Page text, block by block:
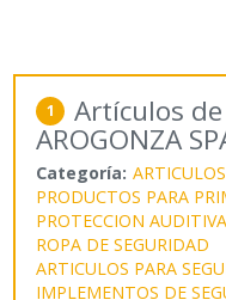
1 Artículos
AROGONZA
Categoría:
PRODUCTOS PARA
PROTECCION AUDITIVA
ROPA DE SEGURIDAD
ARTICULOS PARA
IMPLEMENTOS DE